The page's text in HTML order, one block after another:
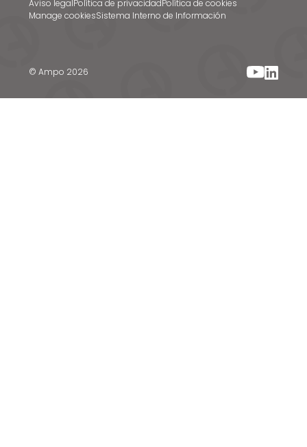
© Ampo 2026
Aviso legalPolítica de privacidadPolítica de cookies
Manage cookiesSistema Interno de Información